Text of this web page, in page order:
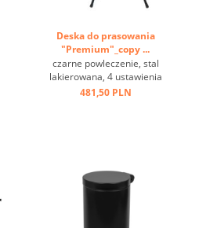
Deska do prasowania
"Premium"_copy ...
czarne powleczenie, stal
lakierowana, 4 ustawienia
wysokości, haczyk do
481,50 PLN